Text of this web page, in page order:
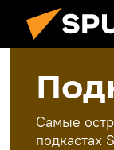
Самые
подкастах